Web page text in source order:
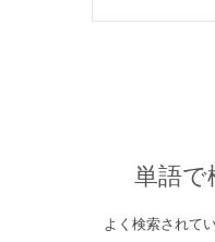
単語で
よく検索されて